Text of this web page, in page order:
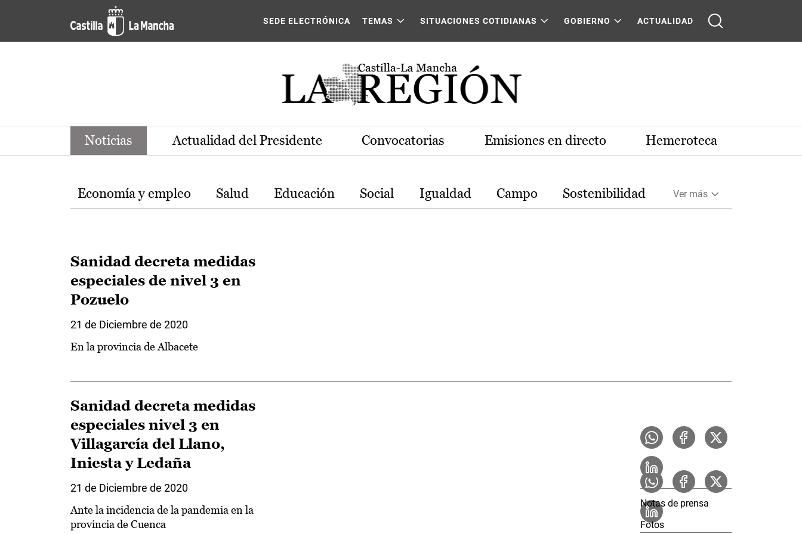
Pasar al contenido principal
Noticias de la región de Castilla-La Mancha
SEDE ELECTRÓNICA TEMAS SITUACIONES COTIDIANAS GOBIERNO ACTUALIDAD
Noticias Actualidad del Presidente Convocatorias Emisiones en directo Hemeroteca
Temas
Economía y empleo Salud Educación Social Igualdad Campo Sostenibilidad Ver más
Sanidad decreta medidas
especiales de nivel 3 en
Pozuelo
21 de Diciembre de 2020
En la provincia de Albacete
Sanidad decreta medidas
especiales nivel 3 en
Villagarcía del Llano,
Iniesta y Ledaña
21 de Diciembre de 2020
Ante la incidencia de la pandemia en la
provincia de Cuenca
Notas de prensa
Fotos